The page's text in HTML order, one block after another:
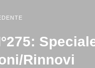
Rinnovi